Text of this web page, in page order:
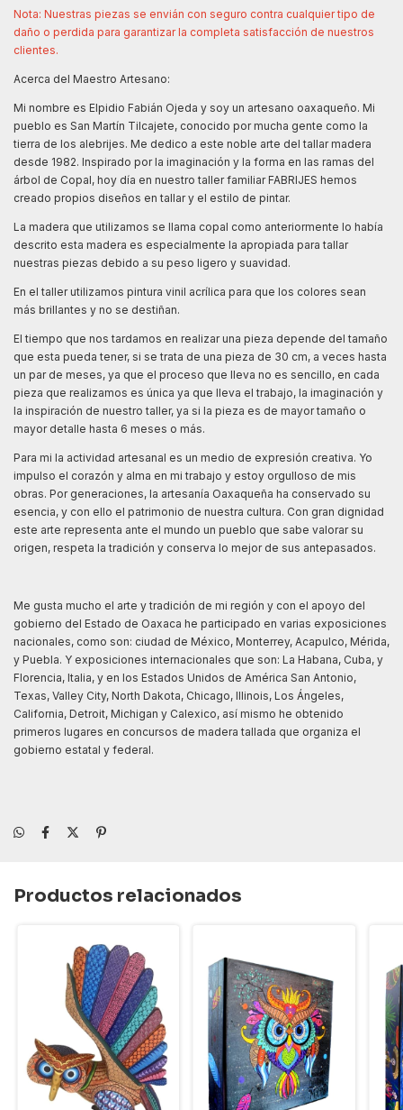
Nota: Nuestras piezas se envián con seguro contra cualquier tipo de
daño o perdida para garantizar la completa satisfacción de nuestros
clientes.
Acerca del Maestro Artesano:
Mi nombre es Elpidio Fabián Ojeda y soy un artesano oaxaqueño. Mi
pueblo es San Martín Tilcajete, conocido por mucha gente como la
tierra de los alebrijes. Me dedico a este noble arte del tallar madera
desde 1982. Inspirado por la imaginación y la forma en las ramas del
árbol de Copal, hoy día en nuestro taller familiar FABRIJES hemos
creado propios diseños en tallar y el estilo de pintar.
La madera que utilizamos se llama copal como anteriormente lo había
descrito esta madera es especialmente la apropiada para tallar
nuestras piezas debido a su peso ligero y suavidad.
En el taller utilizamos pintura vinil acrílica para que los colores sean
más brillantes y no se destiñan.
El tiempo que nos tardamos en realizar una pieza depende del tamaño
que esta pueda tener, si se trata de una pieza de 30 cm, a veces hasta
un par de meses, ya que el proceso que lleva no es sencillo, en cada
pieza que realizamos es única ya que lleva el trabajo, la imaginación y
la inspiración de nuestro taller, ya si la pieza es de mayor tamaño o
mayor detalle hasta 6 meses o más.
Para mi la actividad artesanal es un medio de expresión creativa. Yo
impulso el corazón y alma en mi trabajo y estoy orgulloso de mis
obras. Por generaciones, la artesanía Oaxaqueña ha conservado su
esencia, y con ello el patrimonio de nuestra cultura. Con gran dignidad
este arte representa ante el mundo un pueblo que sabe valorar su
origen, respeta la tradición y conserva lo mejor de sus antepasados.
Me gusta mucho el arte y tradición de mi región y con el apoyo del
gobierno del Estado de Oaxaca he participado en varias exposiciones
nacionales, como son: ciudad de México, Monterrey, Acapulco, Mérida,
y Puebla. Y exposiciones internacionales que son: La Habana, Cuba, y
Florencia, Italia, y en los Estados Unidos de América San Antonio,
Texas, Valley City, North Dakota, Chicago, Illinois, Los Ángeles,
California, Detroit, Michigan y Calexico, así mismo he obtenido
primeros lugares en concursos de madera tallada que organiza el
gobierno estatal y federal.
Productos relacionados